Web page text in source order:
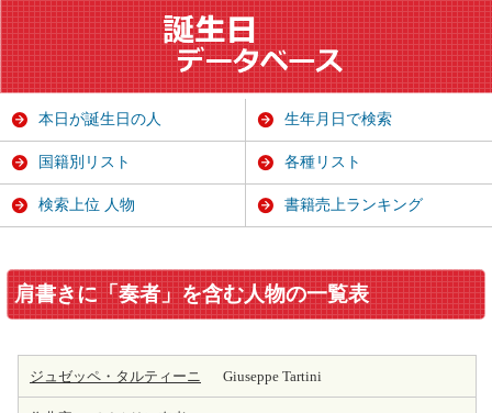
肩書きに「奏者」を含む人物の一覧表
ジュゼッペ・タルティーニ Giuseppe Tartini
本日が誕生日の人 生年月日で検索
国籍別リスト 各種リスト
検索上位 人物 書籍売上ランキング